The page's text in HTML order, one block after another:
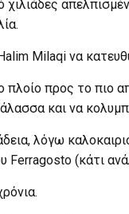
χιλιάδες
Milaqi να
πλοίο προς το πιο
και να
λόγω
(κάτι